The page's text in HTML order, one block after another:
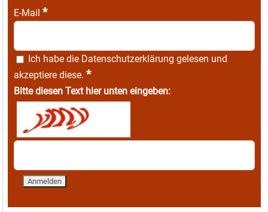
E-Mail *
Ich habe die Datenschutzerklärung gelesen und
akzeptiere diese. *
Bitte diesen Text hier unten eingeben: